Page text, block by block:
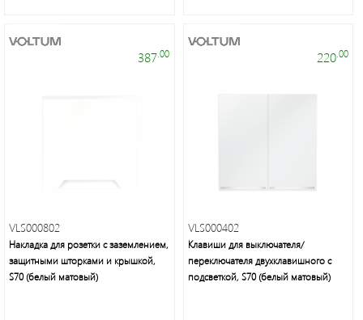
387.00
VLS000802
Накладка для розетки с заземлением,
защитными шторками и крышкой,
S70 (белый матовый)
220.00
VLS000402
Клавиши для выключателя/
переключателя двухклавишного с
подсветкой, S70 (белый матовый)